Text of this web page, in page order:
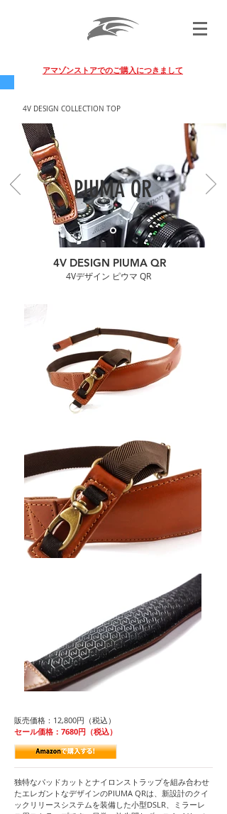
アマゾンストアでのご購入につきまして
4V DESIGN COLLECTION TOP
​PIUMA QR
4V DESIGN PIUMA QR
4Vデザイン ピウマ QR
販売価格：12,800円（税込）
セール価格：7680円（税込）
独特なパッドカットとナイロンストラップを組み合わせ
たエレガントなデザインのPIUMA QRは、新設計のクイ
ックリリースシステムを装備した小型DSLR、ミラーレ